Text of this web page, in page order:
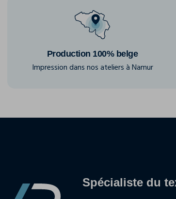
Production 100% belge
Impression dans nos ateliers à Namur
Spécialiste du